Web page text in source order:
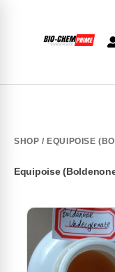
SHOP / EQUIPOISE
Equipoise